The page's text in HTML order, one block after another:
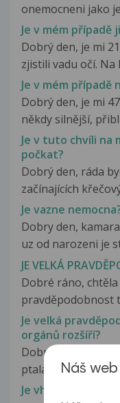
onemocneni jako
Je v mém případě
Dobrý den, je mi
zjistili vadu očí. Na
Je v mém případě
Dobrý den, je mi
někdy silnější,
Je v tuto chvíli na
počkat?
Dobrý den, ráda
začínajících
Je vazne
Dobry den,
uz od narozeni je
JE VELKÁ
Dobré ráno,
pravděpodobnost
Je velká
orgánů rozšíří?
Dobrý den,
ptala sem se již
Je vhodná
Náš